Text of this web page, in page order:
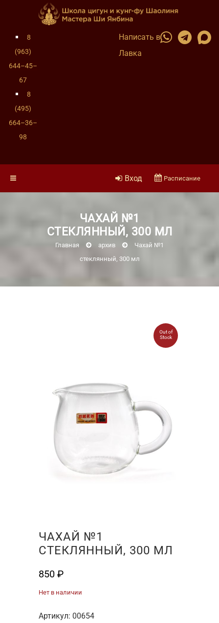
8
(963)
644–45–
67
8
(495)
664–36–
98
Написать в
Лавка
Вход Расписание
ЧАХАЙ №1
СТЕКЛЯННЫЙ, 300 МЛ
Главная архив
Чахай №1
стеклянный, 300 мл
Out of
Stock
ЧАХАЙ №1
СТЕКЛЯННЫЙ, 300 МЛ
850 ₽
Нет в наличии
Артикул: 00654